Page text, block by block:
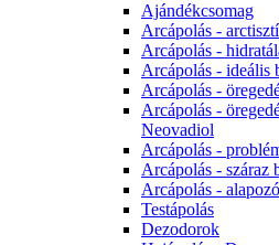
Ajándékcsomag
Arcápolás -
Arcápolás -
Arcápolás - ideális
Arcápolás -
Arcápolás -
Neovadiol
Arcápolás -
Arcápolás - száraz
Arcápolás -
Testápolás
Dezodorok